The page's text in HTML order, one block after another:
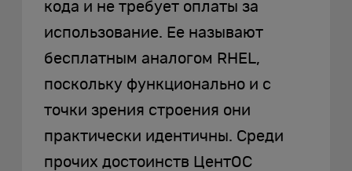
кода и не требует оплаты за
использование. Ее называют
бесплатным аналогом RHEL,
поскольку функционально и с
точки зрения строения они
практически идентичны. Среди
прочих достоинств ЦентОС